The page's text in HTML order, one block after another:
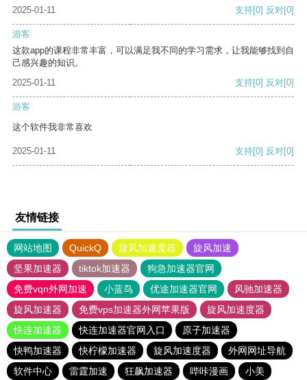
2025-01-11
支持[0] 反对[0]
游客
这款app的课程非常丰富，可以满足我不同的学习需求，让我能够找到自
己感兴趣的知识。
2025-01-11
支持[0] 反对[0]
游客
这个软件我非常喜欢
2025-01-11 支持[0] 反对[0]
友情链接
网站地图 QuickQ 旋风加速度器
旋风加速
坚果加速器
tiktok加速器
狗急加速器官网
免费vqn外网加速
小蓝鸟 优途加速器官网
风驰加速器
旋风加速器
免费vps加速器外网苹果版
旋风加速度器
快连加速器
快连加速器官网入口
原子加速器
快鸭加速器
快柠檬加速器 旋风加速度器
外网网址导航
软件中心
雷霆加速 狂飙加速器 哔咔漫画
小美